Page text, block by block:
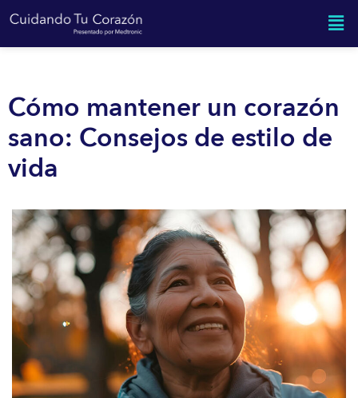
Cómo mantener un corazón
sano: Consejos de estilo de
vida